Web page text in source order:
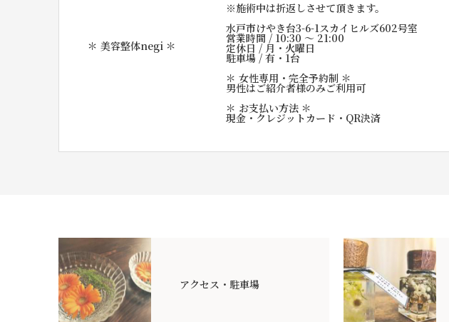
＊ 美容整体negi ＊
※施術中は折返しさせて頂きます。
水戸市けやき台3-6-1スカイヒルズ602号室
営業時間 / 10:30 〜 21:00
定休日 / 月・火曜日
駐車場 / 有・1台
＊ 女性専用・完全予約制 ＊
男性はご紹介者様のみご利用可
＊ お支払い方法 ＊
現金・クレジットカード・QR決済
アクセス・駐車場